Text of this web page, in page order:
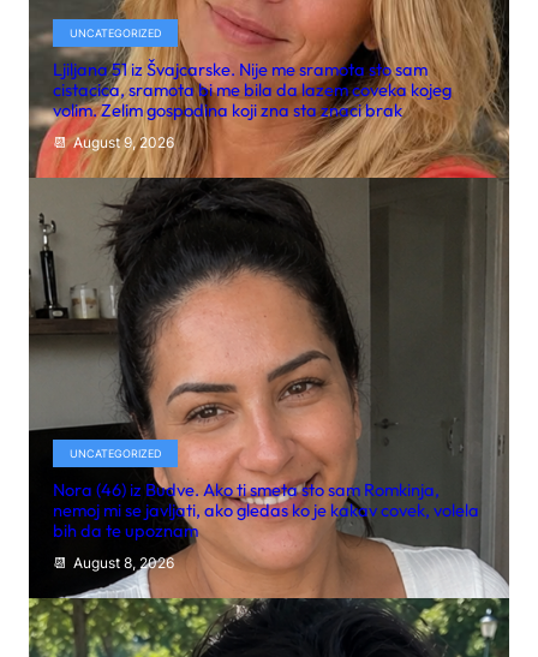
UNCATEGORIZED
Ljiljana 51 iz Švajcarske. Nije me sramota sto sam
cistacica, sramota bi me bila da lazem coveka kojeg
volim. Zelim gospodina koji zna sta znaci brak
August 9, 2026
UNCATEGORIZED
Nora (46) iz Budve. Ako ti smeta sto sam Romkinja,
nemoj mi se javljati, ako gledas ko je kakav covek, volela
bih da te upoznam
August 8, 2026